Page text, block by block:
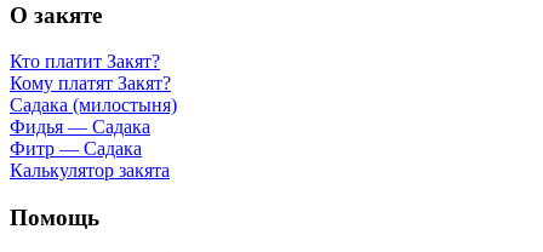
О закяте
Кто платит Закят?
Кому платят Закят?
Садака (милостыня)
Фидья — Садака
Фитр — Садака
Калькулятор закята
Помощь